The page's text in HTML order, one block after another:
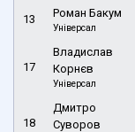
13 Роман Бакум
Універсал
17
Владислав
Корнєв
Універсал
18
Дмитро
Суворов